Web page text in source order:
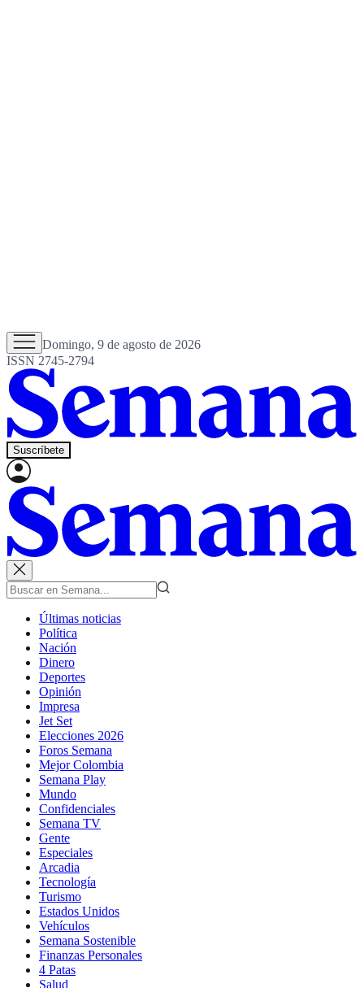
Domingo, 9 de agosto de 2026
ISSN 2745-2794
Suscríbete
Últimas noticias
Política
Nación
Dinero
Deportes
Opinión
Impresa
Jet Set
Elecciones 2026
Foros Semana
Mejor Colombia
Semana Play
Mundo
Confidenciales
Semana TV
Gente
Especiales
Arcadia
Tecnología
Turismo
Estados Unidos
Vehículos
Semana Sostenible
Finanzas Personales
4 Patas
Salud